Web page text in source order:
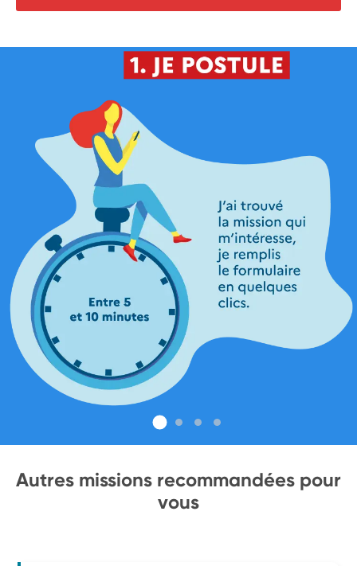
Autres missions recommandées pour
vous